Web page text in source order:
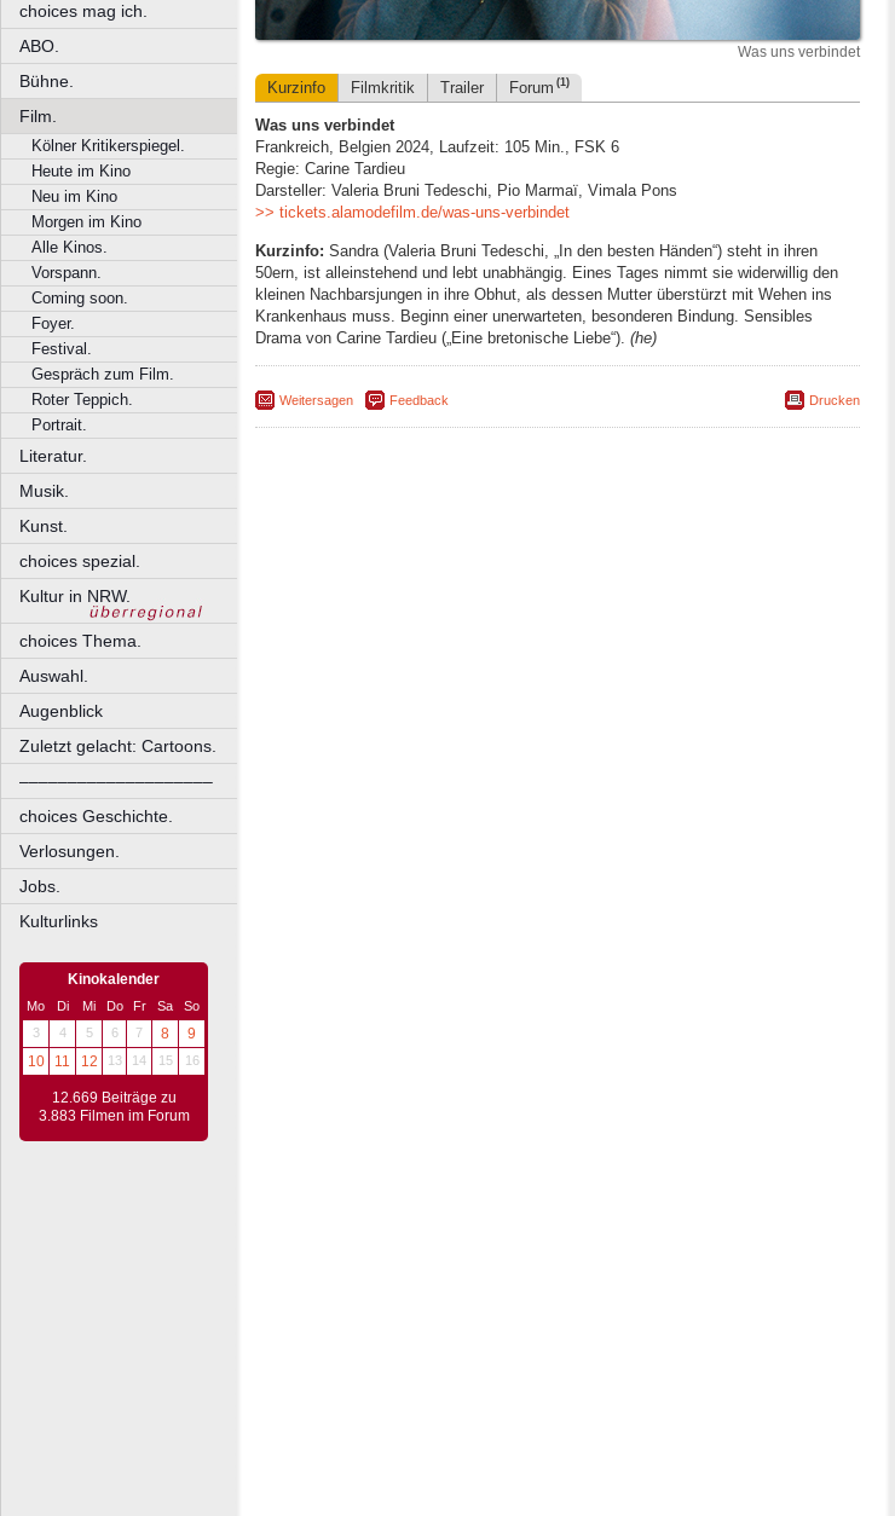
choices mag ich.
ABO.
Bühne.
Film.
Kölner Kritikerspiegel.
Heute im Kino
Neu im Kino
Morgen im Kino
Alle Kinos.
Vorspann.
Coming soon.
Foyer.
Festival.
Gespräch zum Film.
Roter Teppich.
Portrait.
Literatur.
Musik.
Kunst.
choices spezial.
Kultur in NRW.
choices Thema.
Auswahl.
Augenblick
Zuletzt gelacht: Cartoons.
––––––––––––––––––––
choices Geschichte.
Verlosungen.
Jobs.
Kulturlinks
Kinokalender
Mo Di Mi Do Fr Sa
So
3
4 5 6 7 8
9
10
11 12 13 14 15 16
12.669 Beiträge zu
3.883 Filmen im Forum
Was uns verbindet
Kurzinfo Filmkritik Trailer Forum (1)
Was uns verbindet
Frankreich, Belgien 2024, Laufzeit: 105 Min., FSK 6
Regie: Carine Tardieu
Darsteller: Valeria Bruni Tedeschi, Pio Marmaï, Vimala Pons
>> tickets.alamodefilm.de/was-uns-verbindet
Kurzinfo: Sandra (Valeria Bruni Tedeschi, „In den besten Händen“) steht in ihren
50ern, ist alleinstehend und lebt unabhängig. Eines Tages nimmt sie widerwillig den
kleinen Nachbarsjungen in ihre Obhut, als dessen Mutter überstürzt mit Wehen ins
Krankenhaus muss. Beginn einer unerwarteten, besonderen Bindung. Sensibles
Drama von Carine Tardieu („Eine bretonische Liebe“). (he)
Weitersagen Feedback Drucken